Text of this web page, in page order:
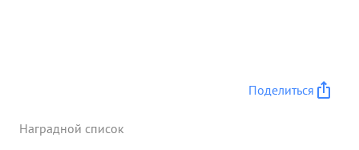
Поделиться
Наградной список